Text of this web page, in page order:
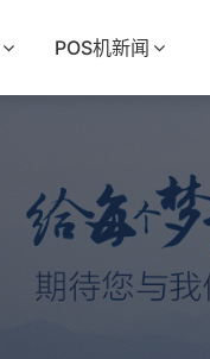
POS机新闻